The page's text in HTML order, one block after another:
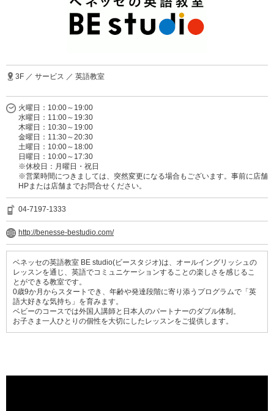
3F ／ サービス ／ 英語教室
火曜日：10:00～19:00
水曜日：11:00～19:30
木曜日：10:30～19:00
金曜日：11:30～20:30
土曜日：10:00～18:00
日曜日：10:00～17:30
※休校日：月曜日・祝日
※営業時間につきましては、突然変更になる場合もございます。事前に店舗
HPまたは店舗までお問合せください。
04-7197-1333
http://benesse-bestudio.com/
ベネッセの英語教室 BE studio(ビースタジオ)は、オールイングリッシュの
レッスンを通じ、英語でコミュニケーションすることの楽しさを感じるこ
とができる教室です。
0歳9か月からスタートでき、年齢や発達段階に寄り添うプログラムで「英
語大好きな気持ち」を育みます。
ベビーのコースでは外国人講師と日本人のパートナーのダブル体制。
お子さま一人ひとりの個性を大切にしたレッスンをご提供します。